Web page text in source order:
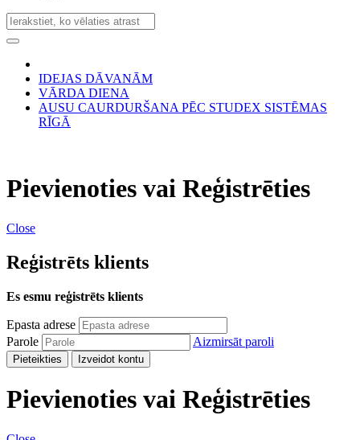
IDEJAS DĀVANĀM
VĀRDA DIENA
AUSU CAURDURŠANA PĒC STUDEX SISTĒMAS
RĪGĀ
Pievienoties vai Reģistrēties
Close
Reģistrēts klients
Es esmu reģistrēts klients
Epasta adrese
Parole
Aizmirsāt paroli
Pieteikties Izveidot kontu
Pievienoties vai Reģistrēties